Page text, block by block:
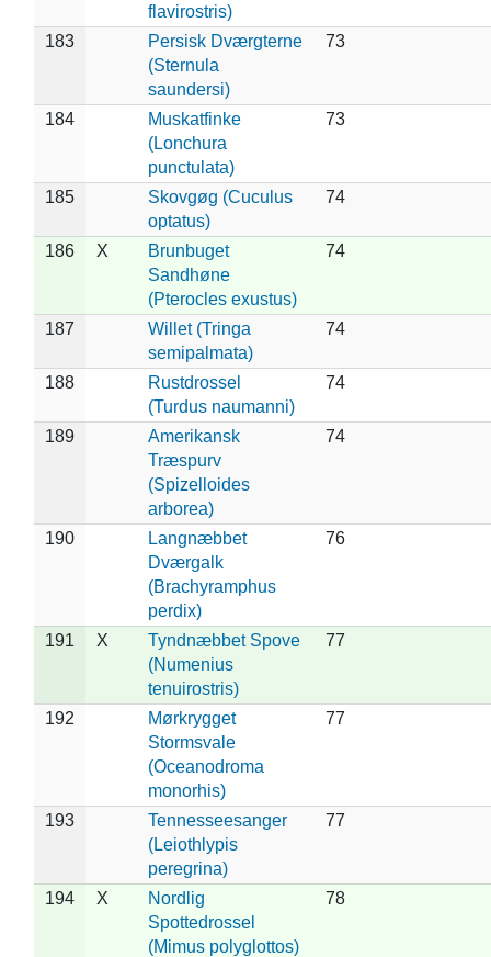
flavirostris)
183
Persisk Dværgterne
(Sternula
saundersi)
73
184
Muskatfinke
(Lonchura
punctulata)
73
185
Skovgøg (Cuculus
optatus)
74
186 X
Brunbuget
Sandhøne
(Pterocles exustus)
74
187
Willet (Tringa
semipalmata)
74
188
Rustdrossel
(Turdus naumanni)
74
189
Amerikansk
Træspurv
(Spizelloides
arborea)
74
190
Langnæbbet
Dværgalk
(Brachyramphus
perdix)
76
191 X
Tyndnæbbet Spove
(Numenius
tenuirostris)
77
192
Mørkrygget
Stormsvale
(Oceanodroma
monorhis)
77
193
Tennesseesanger
(Leiothlypis
peregrina)
77
194 X
Nordlig
Spottedrossel
(Mimus polyglottos)
78